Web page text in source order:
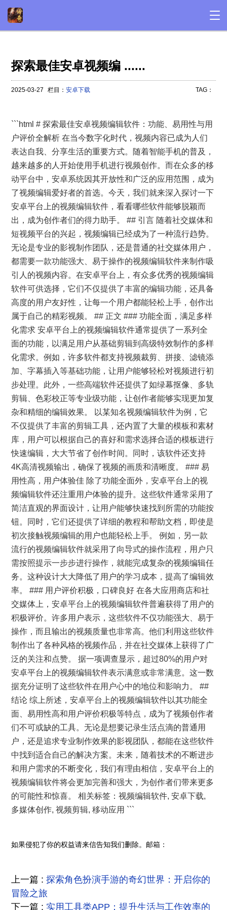
探索最佳安卓视频编 ......
2025-03-27 栏目：安卓下载 TAG：
```html # 探索最佳安卓视频编辑软件：功能、易用性与用
户评价全解析 在当今数字化时代，视频内容已成为人们
表达自我、分享生活的重要方式。随着智能手机的普及，
越来越多的人开始使用手机进行视频创作。而在众多的移
动平台中，安卓系统因其开放性和广泛的应用范围，成为
了视频编辑爱好者的首选。今天，我们就来深入探讨一下
安卓平台上的视频编辑软件，看看哪些软件能够脱颖而
出，成为创作者们的得力助手。 ## 引言 随着社交媒体和
短视频平台的兴起，视频编辑已经成为了一种流行趋势。
无论是专业的影视制作团队，还是普通的社交媒体用户，
都需要一款功能强大、易于操作的视频编辑软件来制作吸
引人的视频内容。在安卓平台上，有众多优秀的视频编辑
软件可供选择，它们不仅提供了丰富的编辑功能，还具备
高度的用户友好性，让每一个用户都能轻松上手，创作出
属于自己的精彩视频。 ## 正文 ### 功能全面，满足多样
化需求 安卓平台上的视频编辑软件通常提供了一系列全
面的功能，以满足用户从基础剪辑到高级特效制作的多样
化需求。例如，许多软件都支持视频裁剪、拼接、滤镜添
加、字幕插入等基础功能，让用户能够轻松对视频进行初
步处理。此外，一些高端软件还提供了如绿幕抠像、多轨
剪辑、色彩校正等专业级功能，让创作者能够实现更加复
杂和精细的编辑效果。 以某知名视频编辑软件为例，它
不仅提供了丰富的剪辑工具，还内置了大量的模板和素材
库，用户可以根据自己的喜好和需求选择合适的模板进行
快速编辑，大大节省了创作时间。同时，该软件还支持
4K高清视频输出，确保了视频的画质和清晰度。 ### 易
用性高，用户体验佳 除了功能全面外，安卓平台上的视
频编辑软件还注重用户体验的提升。这些软件通常采用了
简洁直观的界面设计，让用户能够快速找到所需的功能按
钮。同时，它们还提供了详细的教程和帮助文档，即使是
初次接触视频编辑的用户也能轻松上手。 例如，另一款
流行的视频编辑软件就采用了向导式的操作流程，用户只
需按照提示一步步进行操作，就能完成复杂的视频编辑任
务。这种设计大大降低了用户的学习成本，提高了编辑效
率。 ### 用户评价积极，口碑良好 在各大应用商店和社
交媒体上，安卓平台上的视频编辑软件普遍获得了用户的
积极评价。许多用户表示，这些软件不仅功能强大、易于
操作，而且输出的视频质量也非常高。他们利用这些软件
制作出了各种风格的视频作品，并在社交媒体上获得了广
泛的关注和点赞。 据一项调查显示，超过80%的用户对
安卓平台上的视频编辑软件表示满意或非常满意。这一数
据充分证明了这些软件在用户心中的地位和影响力。 ##
结论 综上所述，安卓平台上的视频编辑软件以其功能全
面、易用性高和用户评价积极等特点，成为了视频创作者
们不可或缺的工具。无论是想要记录生活点滴的普通用
户，还是追求专业制作效果的影视团队，都能在这些软件
中找到适合自己的解决方案。未来，随着技术的不断进步
和用户需求的不断变化，我们有理由相信，安卓平台上的
视频编辑软件将会更加完善和强大，为创作者们带来更多
的可能性和惊喜。 相关标签：视频编辑软件, 安卓下载,
多媒体创作, 视频剪辑, 移动应用 ```
如果侵犯了你的权益请来信告知我们删除。邮箱：
上一篇 :探索角色扮演手游的奇幻世界：开启你的
冒险之旅
下一篇 : 实用工具类APP：提升生活与工作效率的